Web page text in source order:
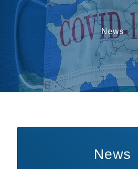
News
News